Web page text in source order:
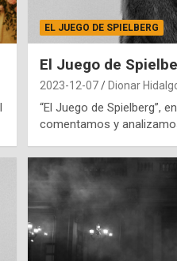
EL JUEGO DE SPIELBERG
El Juego de
2023-12-07 Dionar
“El Juego de Spielberg”,
comentamos y